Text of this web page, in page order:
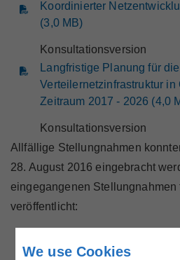
We use Cookies
Koordinierter
(3,0 MB)
Konsultationsversion
Langfristige Planung für
Verteilernetzinfrastruktur in
Zeitraum 2017 - 2026 (4,0
Konsultationsversion
Allfällige Stellungnahmen
28. August 2016 eingebracht
eingegangenen Stellungnahmen
veröffentlicht:
Stellungnahmen zu den
2026 und der LFP 2016